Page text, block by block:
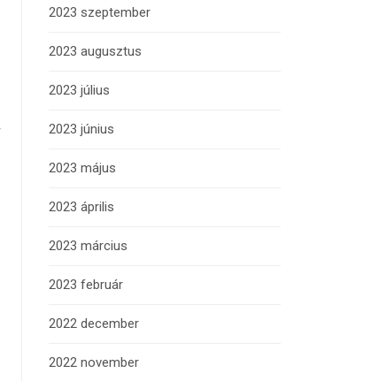
2023 szeptember
2023 augusztus
2023 július
2023 június
2023 május
2023 április
2023 március
2023 február
2022 december
2022 november